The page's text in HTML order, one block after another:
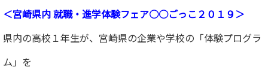
＜宮崎県内 就職・進学体験フェア○○ごっこ２０１９＞
県内の高校１年生が、宮崎県の企業や学校の「体験プログラ
ム」を